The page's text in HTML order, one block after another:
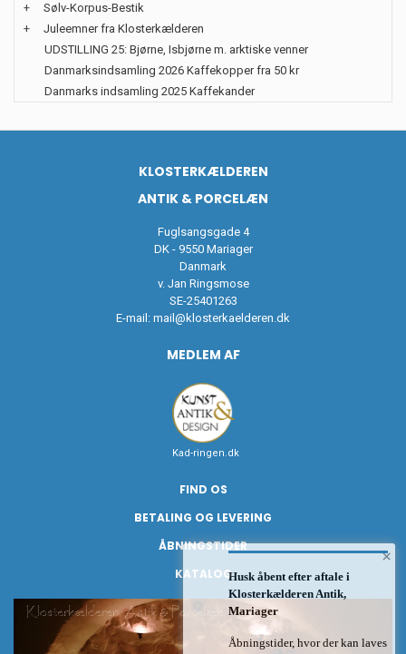
+
Sølv-Korpus-Bestik
+
Juleemner fra Klosterkælderen
UDSTILLING 25: Bjørne, Isbjørne m. arktiske venner
Danmarksindsamling 2026 Kaffekopper fra 50 kr
Danmarks indsamling 2025 Kaffekander
KLOSTERKÆLDEREN
ANTIK & PORCELÆN
Fuglsangsgade 4
DK - 9550 Mariager
Danmark
v. Jan Ringsmose
SE-25401263
E-mail: mail@klosterkaelderen.dk
MEDLEM AF
Kad-ringen.dk
FIND OS
BETALING OG LEVERING
ÅBNINGSTIDER
KATALOG
×
Husk åbent efter aftale i
Klosterkælderen Antik,
Mariager
Åbningstider, hvor der kan laves